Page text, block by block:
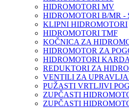
HIDROMOTORI MV
HIDROMOTORI B/MR -
KLIPNI HIDROMOTORI
HIDROMOTORI TMF
KOČNICA ZA
HIDROMOTOR ZA
HIDROMOTORI
REDUKTORI ZA
VENTILI ZA
PUŽASTI VRTLJIVI
ZUPČASTI
ZUPČASTI